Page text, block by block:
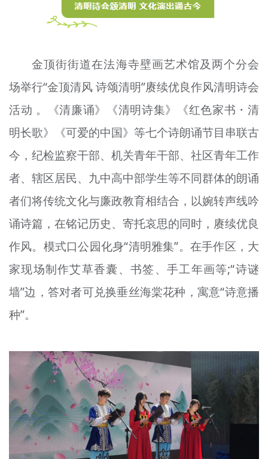
宣传思想文化人才
资料库
+
金顶街街道在法海寺壁画艺术馆及两个分会
场举行“金顶清风 诗颂清明”赓续优良作风清明诗会
活动 。《清廉诵》《清明诗集》《红色家书・清
明长歌》《可爱的中国》等七个诗朗诵节目串联古
今，纪检监察干部、机关青年干部、社区青年工作
者、辖区居民、九中高中部学生等不同群体的朗诵
者们将传统文化与廉政教育相结合，以婉转声线吟
诵诗篇，在铭记历史、寄托哀思的同时，赓续优良
作风。模式口公园化身“清明雅集”。在手作区，大
家现场制作艾草香囊、书签、手工年画等;“诗谜
墙”边，答对者可兑换垂丝海棠花种，寓意“诗意播
种”。